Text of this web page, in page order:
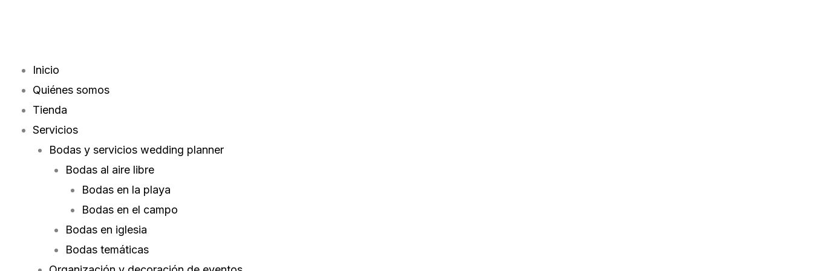
Inicio
Quiénes somos
Tienda
Servicios
Bodas y servicios wedding planner
Bodas al aire libre
Bodas en la playa
Bodas en el campo
Bodas en iglesia
Bodas temáticas